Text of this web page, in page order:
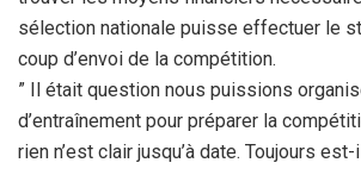
sélection nationale puisse effectuer le
coup d’envoi de la compétition.
” Il était question nous puissions
d’entraînement pour préparer la
rien n’est clair jusqu’à date. Toujours